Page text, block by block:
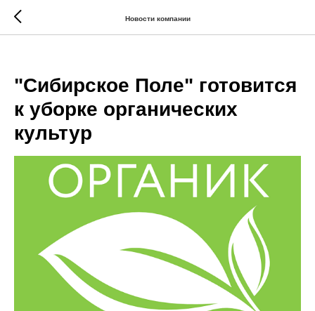
Новости компании
"Сибирское Поле" готовится
к уборке органических
культур